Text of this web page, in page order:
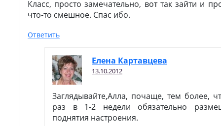
Класс, просто замечательно, вот так зайти и
что-то смешное. Спас ибо.
Ответить
Елена Картавцева
13.10.2012
Заглядывайте,Алла, почаще, тем более,
раз в 1-2 недели обязательно
поднятия настроения.